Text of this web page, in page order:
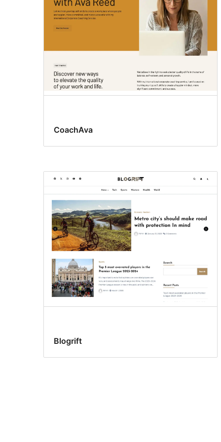
CoachAva
Blogrift